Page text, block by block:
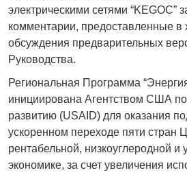
электрическими сетями “KEGOC”
комментарии, предоставленные в
обсуждения предварительных
Руководства.
Региональная Программа
инициирована Агентством США
развитию (USAID) для оказания
ускоренном переходе пяти стран
рентабельной, низкоуглеродной и
экономике, за счет увеличения